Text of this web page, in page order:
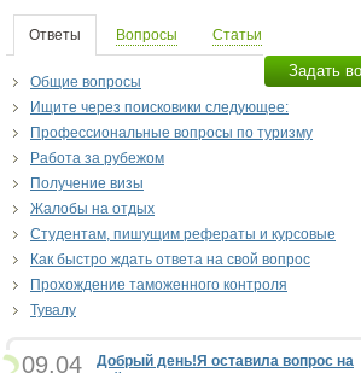
Ответы Вопросы Статьи
Задать
Общие вопросы
Ищите через поисковики следующее:
Профессиональные вопросы по туризму
Работа за рубежом
Получение визы
Жалобы на отдых
Студентам, пишущим рефераты и курсовые
Как быстро ждать ответа на свой вопрос
Прохождение таможенного контроля
Тувалу
09.04
Добрый день!Я оставила вопрос на